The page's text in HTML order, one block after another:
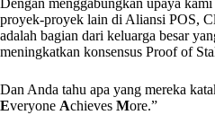
Dengan menggabungkan upaya kami
proyek-proyek lain di Aliansi POS,
adalah bagian dari keluarga besar
meningkatkan konsensus Proof of
Dan Anda tahu apa yang mereka
Everyone Achieves More.”